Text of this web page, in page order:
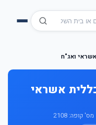
ואג"ח
אשראי
2108